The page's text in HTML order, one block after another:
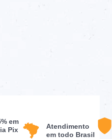
em
Pix
Atendimento
em todo Brasil